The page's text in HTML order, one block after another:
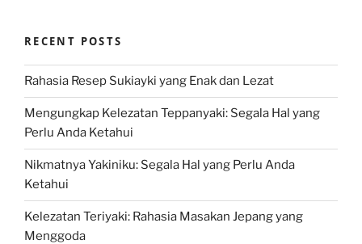
RECENT POSTS
Rahasia Resep Sukiayki yang Enak dan Lezat
Mengungkap Kelezatan Teppanyaki: Segala Hal yang
Perlu Anda Ketahui
Nikmatnya Yakiniku: Segala Hal yang Perlu Anda
Ketahui
Kelezatan Teriyaki: Rahasia Masakan Jepang yang
Menggoda